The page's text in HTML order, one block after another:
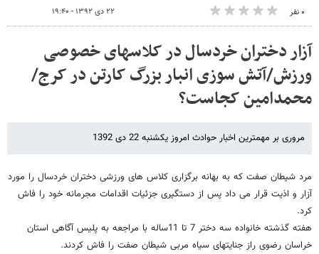
۰ نفر ۲۲ دی ۱۳۹۲ - ۱۹:۴۰
آزار دختران خردسال در کلاسهای خصوصی
ورزش/آتش سوزی انبار بزرگ کارتن در کرج/
محمدامین کجاست؟
مروری بر مهمترین اخبار حوادث امروز یکشنبه 22 دی 1392
مرد شیطان صفت که به بهانه برگزاری کلاس های ورزشی دختران خردسال را مورد
آزار و اذیت قرار می داد پس از دستگیری جزئیات اقدامات مجرمانه خود را فاش
کرد.
هفته گذشته خانواده سه دختر 7 تا 11ساله با مراجعه به پلیس آگاهی استان
خراسان رضوی راز جنایتهای سیاه مربی شیطان صفت را فاش کردند.